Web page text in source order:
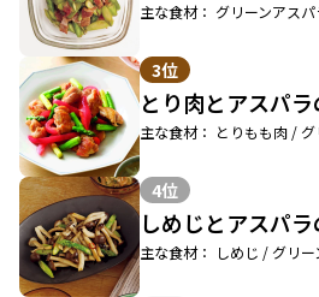
主な食材： グリーンアス
3位
とり肉とアスパ
主な食材： とりもも肉 /
4位
しめじとアスパ
主な食材： しめじ / グリー